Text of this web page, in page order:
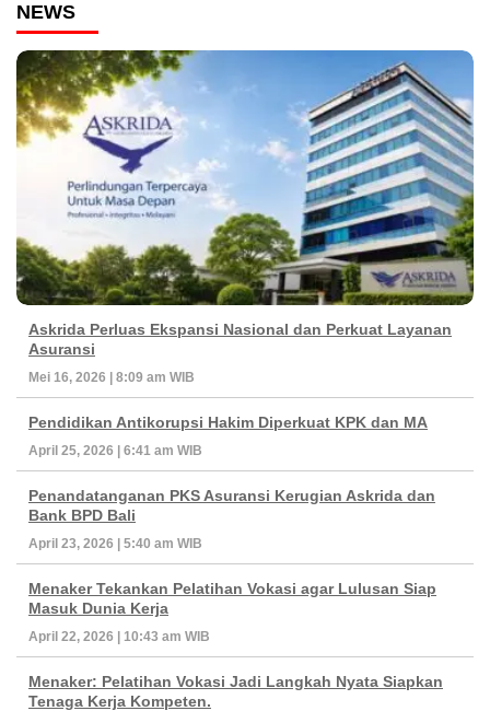
NEWS
Askrida Perluas Ekspansi Nasional dan Perkuat Layanan
Asuransi
Mei 16, 2026 | 8:09 am WIB
Pendidikan Antikorupsi Hakim Diperkuat KPK dan MA
April 25, 2026 | 6:41 am WIB
Penandatanganan PKS Asuransi Kerugian Askrida dan
Bank BPD Bali
April 23, 2026 | 5:40 am WIB
Menaker Tekankan Pelatihan Vokasi agar Lulusan Siap
Masuk Dunia Kerja
April 22, 2026 | 10:43 am WIB
Menaker: Pelatihan Vokasi Jadi Langkah Nyata Siapkan
Tenaga Kerja Kompeten.